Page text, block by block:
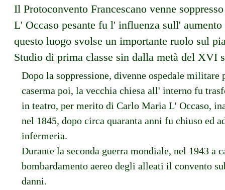
Il Protoconvento Francescano venne
L' Occaso pesante fu l' influenza sull'
questo luogo svolse un importante ruolo sul
Studio di prima classe sin dalla metà del XVI
Dopo la soppressione, divenne ospedale militare
caserma poi, la vecchia chiesa all' interno fu
in teatro, per merito di Carlo Maria L' Occaso,
nel 1845, dopo circa quaranta anni fu chiuso ed
infermeria.
Durante la seconda guerra mondiale, nel 1943 a
bombardamento aereo degli alleati il convento
danni.